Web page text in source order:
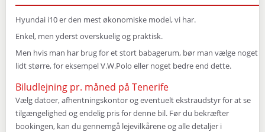
Hyundai i10 er den mest økonomiske model, vi har.
Enkel, men yderst overskuelig og praktisk.
Men hvis man har brug for et stort babagerum, bør man vælge noget
lidt større, for eksempel V.W.Polo eller noget bedre end dette.
Biludlejning pr. måned på Tenerife
Vælg datoer, afhentningskontor og eventuelt ekstraudstyr for at se
tilgængelighed og endelig pris for denne bil. Før du bekræfter
bookingen, kan du gennemgå lejevilkårene og alle detaljer i